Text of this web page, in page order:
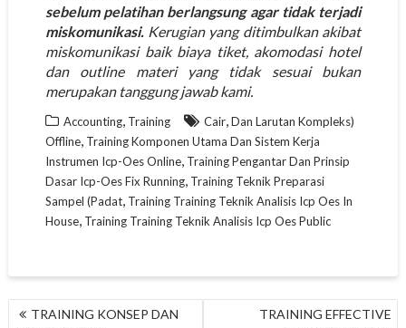
sebelum pelatihan berlangsung agar tidak terjadi
miskomunikasi.Kerugian yang ditimbulkan akibat
miskomunikasi baik biaya tiket, akomodasi hotel
dan outline materi yang tidak sesuai bukan
merupakan tanggung jawab kami.
Accounting, Training Cair,Dan Larutan Kompleks)
Offline, Training Komponen Utama Dan Sistem Kerja
Instrumen Icp-Oes Online, Training Pengantar Dan Prinsip
Dasar Icp-Oes Fix Running, Training Teknik Preparasi
Sampel (Padat, Training Training Teknik Analisis Icp Oes In
House, Training Training Teknik Analisis Icp Oes Public
NAVIGASI
TRAINING KONSEP DAN
TRAINING EFFECTIVE